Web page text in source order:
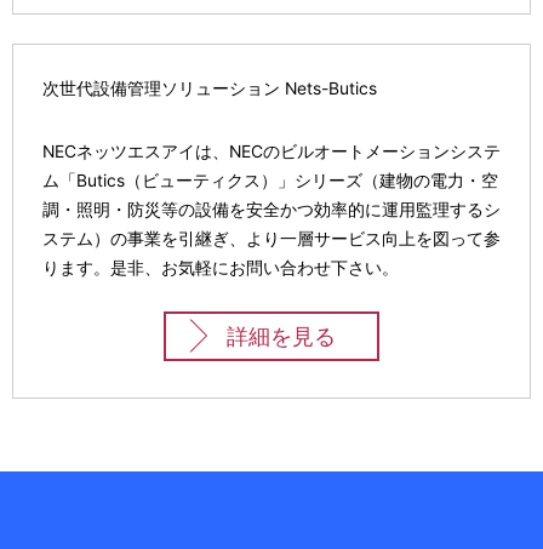
ン
次世代設備管理ソリューション Nets-Butics
NECネッツエスアイは、NECのビルオートメーションシステ
ム「Butics（ビューティクス）」シリーズ（建物の電力・空
調・照明・防災等の設備を安全かつ効率的に運用監理するシ
ステム）の事業を引継ぎ、より一層サービス向上を図って参
ります。是非、お気軽にお問い合わせ下さい。
詳細を見る